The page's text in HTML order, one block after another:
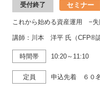
受付終了 セミナー
これから始める資産運用 −失
講師：川本 洋平 氏（CFP®認
時間帯 10:20～11:10
定員 申込先着 ６０